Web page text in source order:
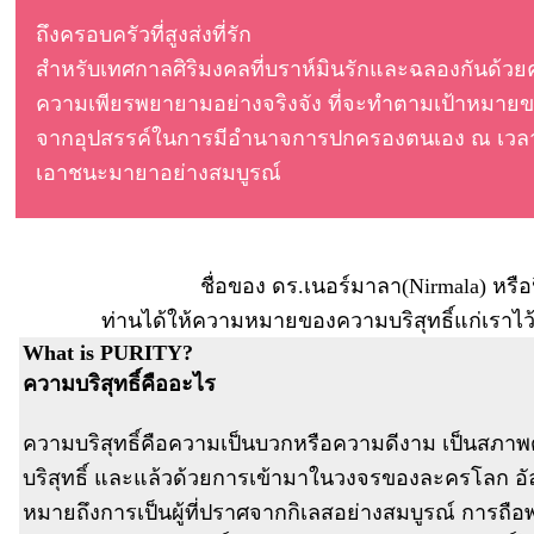
ถึงครอบครัวที่สูงส่งที่รัก
สำหรับเทศกาลศิริมงคลที่บราห์มินรักและฉลองกันด้ว
ความเพียรพยายามอย่างจริงจัง ที่จะทำตามเป้าหมาย
จากอุปสรรค์ในการมีอำนาจการปกครองตนเอง ณ เ
เอาชนะมายาอย่างสมบูรณ์
ชื่อของ ดร.เนอร์มาลา(Nirmala) ห
ท่านได้ให้ความหมายของความบริสุทธิ์แก่เราไ
What is PURITY?
ความบริสุทธิ์คืออะไร
ความบริสุทธิ์คือความเป็นบวกหรือความดีงาม เป็นสภา
บริสุทธิ์ และแล้วด้วยการเข้ามาในวงจรของละครโลก
หมายถึงการเป็นผู้ที่ปราศจากกิเลสอย่างสมบูรณ์ การ